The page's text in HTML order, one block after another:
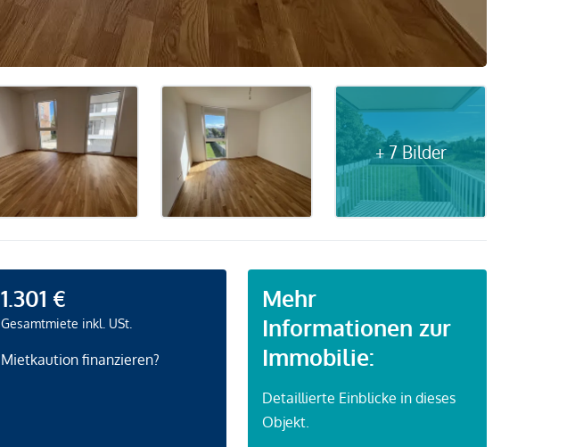
+ 7 Bilder
1.301 €
Gesamtmiete inkl. USt.
Mietkaution finanzieren?
Mehr
Informationen zur
Immobilie:
Detaillierte Einblicke in dieses
Objekt.